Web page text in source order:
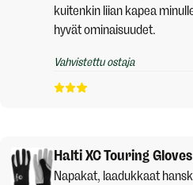
kuitenkin liian kapea
hyvät ominaisuudet.
Vahvistettu ostaja
Halti XC Touring Gloves
Napakat, laadukkaat